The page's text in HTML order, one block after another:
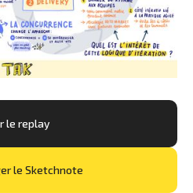
le replay
le Sketchnote